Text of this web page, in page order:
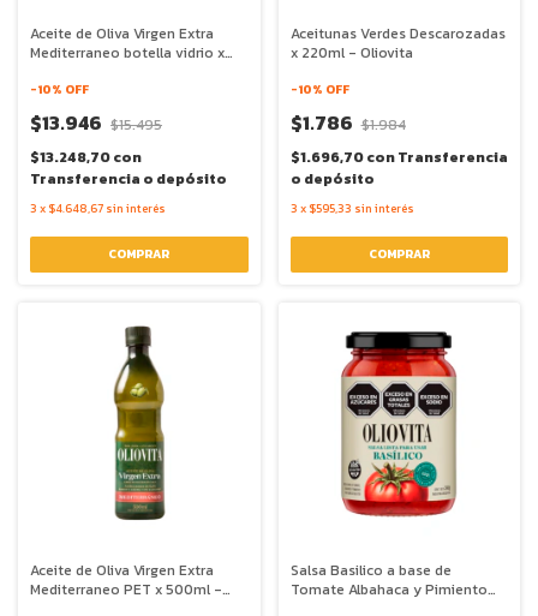
Aceite de Oliva Virgen Extra
Mediterraneo botella vidrio x
-10% OFF
$13.946 $15.495
$13.248,70con
Transferencia o depósito
3 x $4.648,67 sin interés
Aceitunas Verdes Descarozadas
x 220ml - Oliovita
-10% OFF
$1.786 $1.984
$1.696,70conTransferencia
o depósito
3 x $595,33 sin interés
Aceite de Oliva Virgen Extra
Mediterraneo PET x 500ml -
Salsa Basilico a base de
Tomate Albahaca y Pimiento